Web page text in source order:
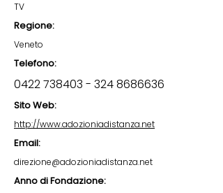
TV
Regione:
Veneto
Telefono:
0422 738403 - 3248686636
Sito Web:
http://www.adozioniadistanza.net
Email:
direzione@adozioniadistanza.net
Anno di Fondazione: